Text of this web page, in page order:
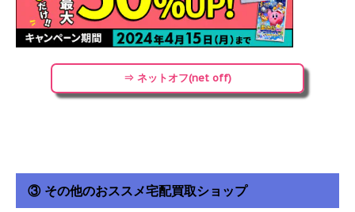
⇒ ネットオフ(net off)
③ その他のおススメ宅配買取ショップ